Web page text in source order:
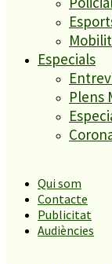
Especials
Plens
Qui som
Contacte
Publicitat
Audiències
de Gravel.
A partir
els
SUBSCRIURE’M
És tendència ara